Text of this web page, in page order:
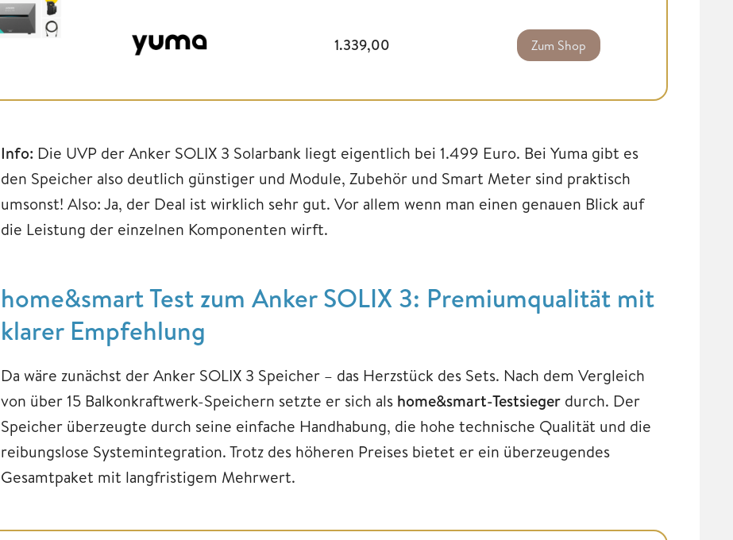
1.339,00 Zum Shop
Info: Die UVP der Anker SOLIX 3 Solarbank liegt eigentlich bei 1.499 Euro. Bei Yuma gibt es
den Speicher also deutlich günstiger und Module, Zubehör und Smart Meter sind praktisch
umsonst! Also: Ja, der Deal ist wirklich sehr gut. Vor allem wenn man einen genauen Blick auf
die Leistung der einzelnen Komponenten wirft.
home&smart Test zum Anker SOLIX 3: Premiumqualität mit
klarer Empfehlung
Da wäre zunächst der Anker SOLIX 3 Speicher – das Herzstück des Sets. Nach dem Vergleich
von über 15 Balkonkraftwerk-Speichern setzte er sich als home&smart-Testsieger durch. Der
Speicher überzeugte durch seine einfache Handhabung, die hohe technische Qualität und die
reibungslose Systemintegration. Trotz des höheren Preises bietet er ein überzeugendes
Gesamtpaket mit langfristigem Mehrwert.